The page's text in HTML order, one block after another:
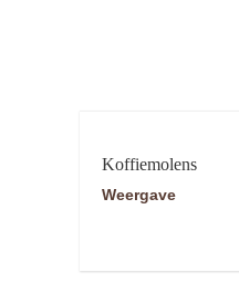
Koffiemolens
Weergave